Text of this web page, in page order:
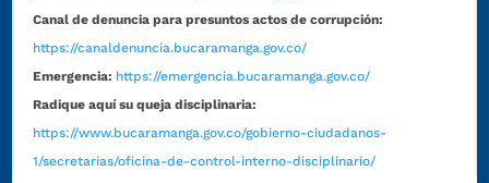
Canal de denuncia para presuntos actos de corrupción:
https://canaldenuncia.bucaramanga.gov.co/
Emergencia: https://emergencia.bucaramanga.gov.co/
Radique aquí su queja disciplinaria:
https://www.bucaramanga.gov.co/gobierno-ciudadanos-
1/secretarias/oficina-de-control-interno-disciplinario/